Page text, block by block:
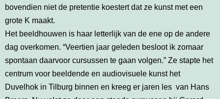
bovendien niet de pretentie koestert dat ze kunst met een
grote K maakt.
Het beeldhouwen is haar letterlijk van de ene op de andere
dag overkomen. “Veertien jaar geleden besloot ik zomaar
spontaan daarvoor cursussen te gaan volgen.” Ze stapte het
centrum voor beeldende en audiovisuele kunst het
Duvelhok in Tilburg binnen en kreeg er jaren les van Hans